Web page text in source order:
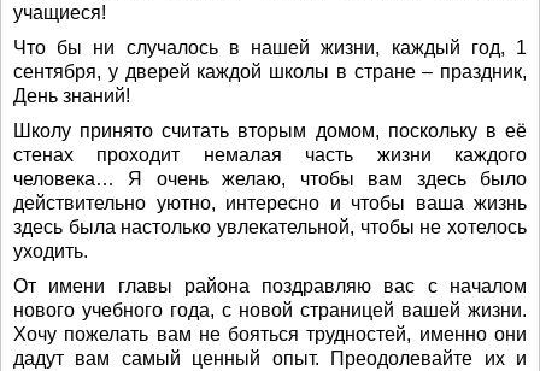
учащиеся!
Что бы ни случалось в нашей жизни, каждый год, 1
сентября, у дверей каждой школы в стране – праздник,
День знаний!
Школу принято считать вторым домом, поскольку в её
стенах проходит немалая часть жизни каждого
человека… Я очень желаю, чтобы вам здесь было
действительно уютно, интересно и чтобы ваша жизнь
здесь была настолько увлекательной, чтобы не хотелось
уходить.
От имени главы района поздравляю вас с началом
нового учебного года, с новой страницей вашей жизни.
Хочу пожелать вам не бояться трудностей, именно они
дадут вам самый ценный опыт. Преодолевайте их и